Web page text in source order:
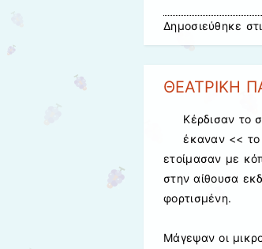
Δημοσιεύθηκε
ΘΕΑΤΡΙΚΗ
Κέρδισαν το
έκαναν << το
ετοίμασαν με
στην αίθουσα
φορτισμένη.
Μάγεψαν οι